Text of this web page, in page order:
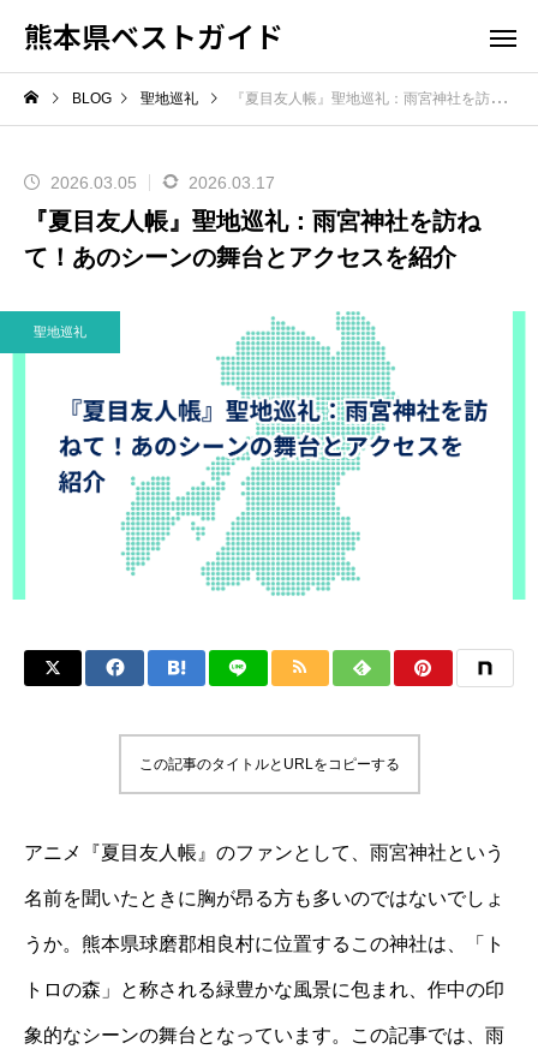
熊本県ベストガイド
BLOG 聖地巡礼 『夏目友人帳』聖地巡礼：雨宮神社を訪ねて！あのシーンの舞台とアクセスを紹介
2026.03.05 2026.03.17
『夏目友人帳』聖地巡礼：雨宮神社を訪ね
て！あのシーンの舞台とアクセスを紹介
聖地巡礼
この記事のタイトルとURLをコピーする
アニメ『夏目友人帳』のファンとして、雨宮神社という
名前を聞いたときに胸が昂る方も多いのではないでしょ
うか。熊本県球磨郡相良村に位置するこの神社は、「ト
トロの森」と称される緑豊かな風景に包まれ、作中の印
象的なシーンの舞台となっています。この記事では、雨